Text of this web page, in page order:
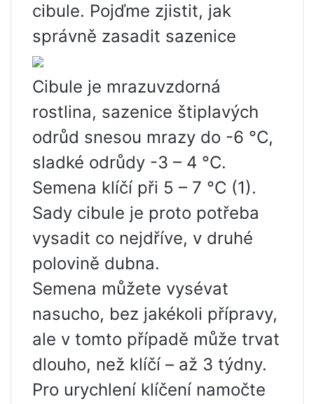
cibule. Pojďme zjistit, jak
správně zasadit sazenice
Cibule je mrazuvzdorná
rostlina, sazenice štiplavých
odrůd snesou mrazy do -6 °C,
sladké odrůdy -3 – 4 °C.
Semena klíčí při 5 – 7 °C (1).
Sady cibule je proto potřeba
vysadit co nejdříve, v druhé
polovině dubna.
Semena můžete vysévat
nasucho, bez jakékoli přípravy,
ale v tomto případě může trvat
dlouho, než klíčí – až 3 týdny.
Pro urychlení klíčení namočte